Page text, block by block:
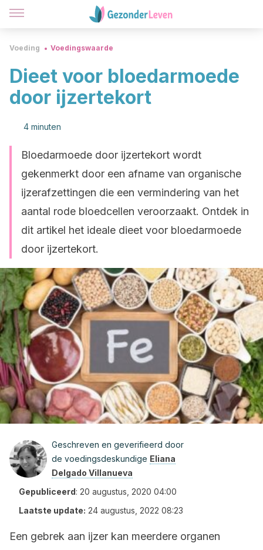
Voeding Voedingswaarde
Dieet voor bloedarmoede
door ijzertekort
4 minuten
Bloedarmoede door ijzertekort wordt
gekenmerkt door een afname van organische
ijzerafzettingen die een vermindering van het
aantal rode bloedcellen veroorzaakt. Ontdek in
dit artikel het ideale dieet voor bloedarmoede
door ijzertekort.
Geschreven en geverifieerd door
de voedingsdeskundige Eliana
Delgado Villanueva
Gepubliceerd: 20 augustus, 2020 04:00
Laatste update: 24 augustus, 2022 08:23
Een gebrek aan ijzer kan meerdere organen